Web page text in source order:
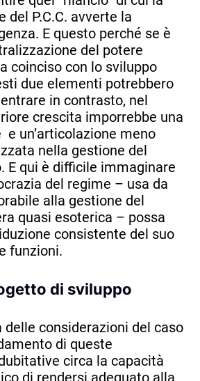
del P.C.C. avverte la
E questo perché se è
del potere
coinciso con lo sviluppo
due elementi potrebbero
in contrasto, nel
crescita imporrebbe una
un’articolazione meno
nella gestione del
E qui è difficile immaginare
del regime – usa da
alla gestione del
quasi esoterica – possa
consistente del suo
funzioni.
di sviluppo
delle considerazioni del caso
di queste
circa la capacità
di rendersi adeguato alla